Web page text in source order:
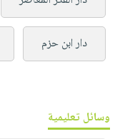
دار ابن حزم
وسائل تعليمية